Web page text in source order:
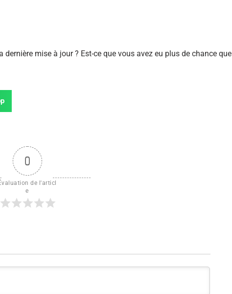
mise à jour ? Est-ce que vous avez eu plus de chance que
0
de l'articl
e